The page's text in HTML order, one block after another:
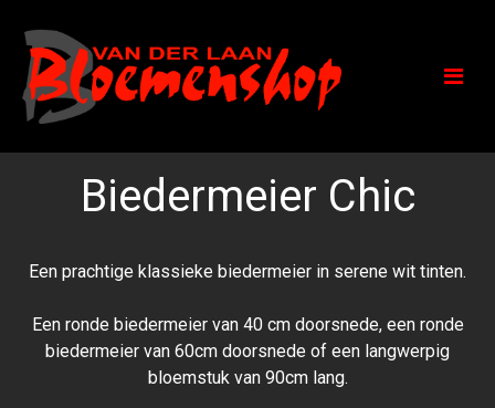
Biedermeier Chic
Een prachtige klassieke biedermeier in serene wit tinten.
Een ronde biedermeier van 40 cm doorsnede, een ronde
biedermeier van 60cm doorsnede of een langwerpig
bloemstuk van 90cm lang.